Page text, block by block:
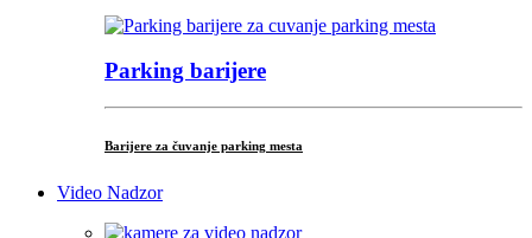
Parking barijere
Barijere za čuvanje parking mesta
Video Nadzor